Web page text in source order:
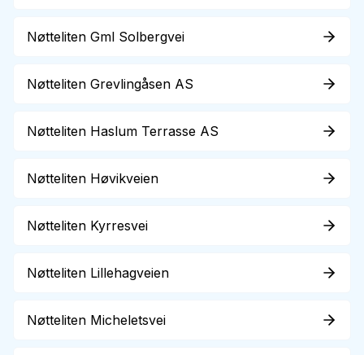
Nøtteliten Gml Solbergvei
Nøtteliten Grevlingåsen AS
Nøtteliten Haslum Terrasse AS
Nøtteliten Høvikveien
Nøtteliten Kyrresvei
Nøtteliten Lillehagveien
Nøtteliten Micheletsvei